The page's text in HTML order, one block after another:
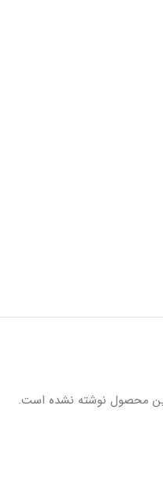
محصول نوشته نشده است.